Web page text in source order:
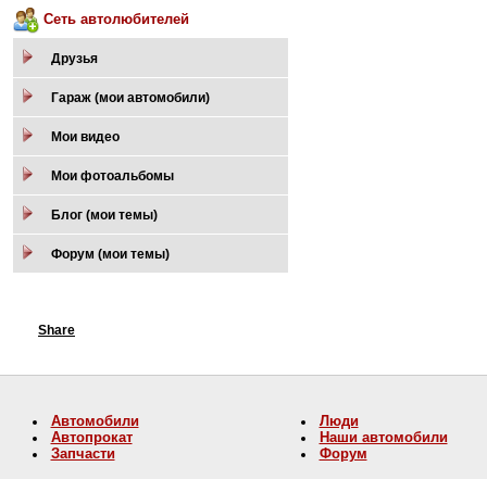
Сеть автолюбителей
Друзья
Гараж (мои автомобили)
Мои видео
Мои фотоальбомы
Блог (мои темы)
Форум (мои темы)
Share
Автомобили
Автопрокат
Запчасти
Люди
Наши автомобили
Форум